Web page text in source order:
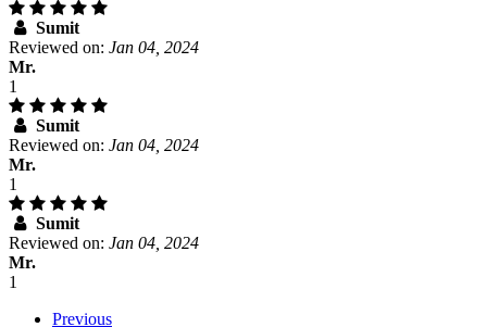
Sumit
Reviewed on: Jan 04, 2024
Mr.
1
Sumit
Reviewed on: Jan 04, 2024
Mr.
1
Sumit
Reviewed on: Jan 04, 2024
Mr.
1
Previous